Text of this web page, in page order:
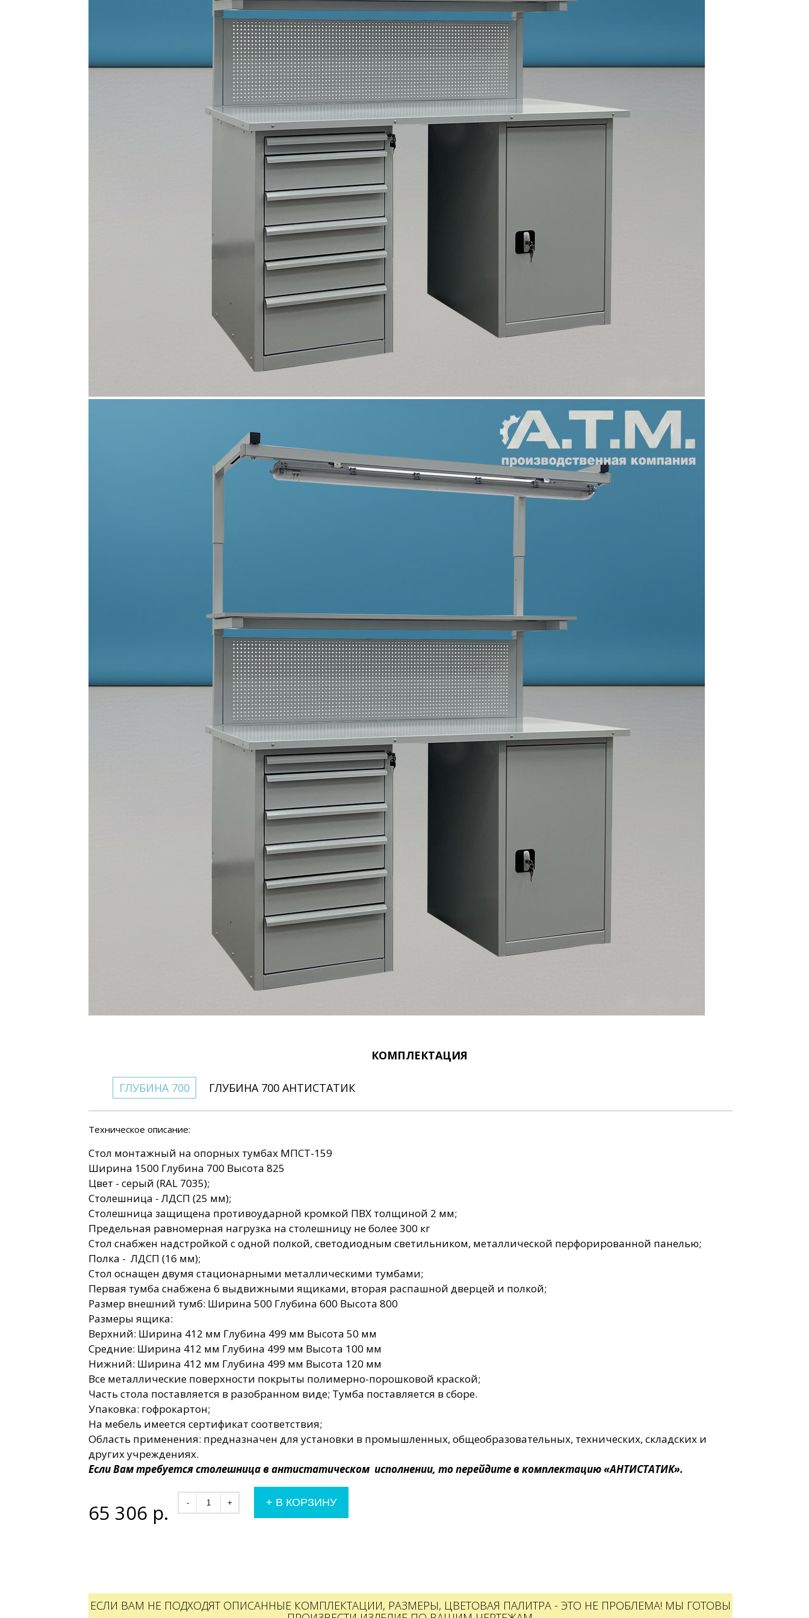
КОМПЛЕКТАЦИЯ
ГЛУБИНА 700 ГЛУБИНА 700 АНТИСТАТИК
Техническое описание:
Стол монтажный на опорных тумбах МПСТ-159
Ширина 1500 Глубина 700 Высота 825
Цвет - серый (RAL 7035);
Столешница - ЛДСП (25 мм);
Столешница защищена противоударной кромкой ПВХ толщиной 2 мм;
Предельная равномерная нагрузка на столешницу не более 300 кг
Стол снабжен надстройкой с одной полкой, светодиодным светильником, металлической перфорированной панелью;
Полка - ЛДСП (16 мм);
Стол оснащен двумя стационарными металлическими тумбами;
Первая тумба снабжена 6 выдвижными ящиками, вторая распашной дверцей и полкой;
Размер внешний тумб: Ширина 500 Глубина 600 Высота 800
Размеры ящика:
Верхний: Ширина 412 мм Глубина 499 мм Высота 50 мм
Средние: Ширина 412 мм Глубина 499 мм Высота 100 мм
Нижний: Ширина 412 мм Глубина 499 мм Высота 120 мм
Все металлические поверхности покрыты полимерно-порошковой краской;
Часть стола поставляется в разобранном виде; Тумба поставляется в сборе.
Упаковка: гофрокартон;
На мебель имеется сертификат соответствия;
Область применения: предназначен для установки в промышленных, общеобразовательных, технических, складских и
других учреждениях.
Если Вам требуется столешница в антистатическом исполнении, то перейдите в комплектацию «АНТИСТАТИК».
65 306 р. - + + В КОРЗИНУ
ЕСЛИ ВАМ НЕ ПОДХОДЯТ ОПИСАННЫЕ КОМПЛЕКТАЦИИ, РАЗМЕРЫ, ЦВЕТОВАЯ ПАЛИТРА - ЭТО НЕ ПРОБЛЕМА! МЫ ГОТОВЫ